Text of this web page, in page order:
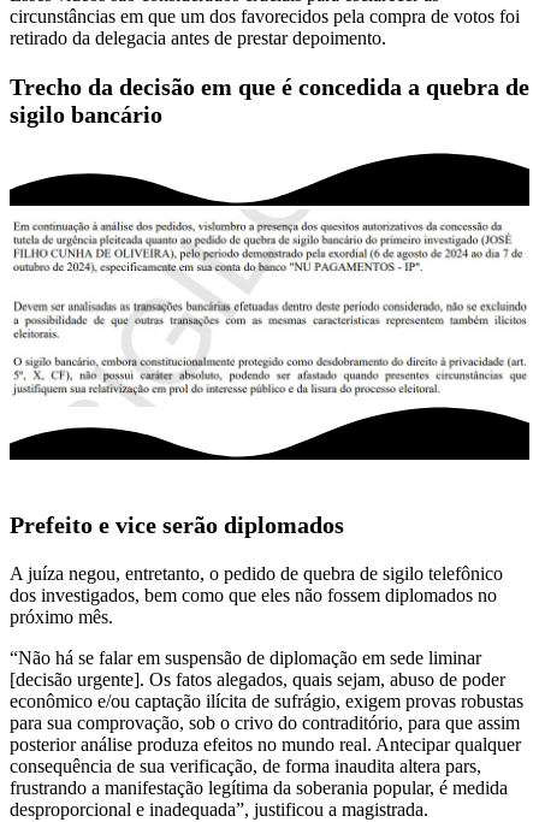
circunstâncias em que um dos favorecidos pela compra de votos foi
retirado da delegacia antes de prestar depoimento.
Trecho da decisão em que é concedida a quebra de
sigilo bancário
Prefeito e vice serão diplomados
A juíza negou, entretanto, o pedido de quebra de sigilo telefônico
dos investigados, bem como que eles não fossem diplomados no
próximo mês.
“Não há se falar em suspensão de diplomação em sede liminar
[decisão urgente]. Os fatos alegados, quais sejam, abuso de poder
econômico e/ou captação ilícita de sufrágio, exigem provas robustas
para sua comprovação, sob o crivo do contraditório, para que assim
posterior análise produza efeitos no mundo real. Antecipar qualquer
consequência de sua verificação, de forma inaudita altera pars,
frustrando a manifestação legítima da soberania popular, é medida
desproporcional e inadequada”, justificou a magistrada.